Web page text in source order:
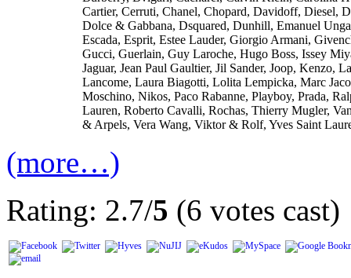
Cartier, Cerruti, Chanel, Chopard, Davidoff, Diesel,
Dolce & Gabbana, Dsquared, Dunhill, Emanuel
Escada, Esprit, Estee Lauder, Giorgio Armani,
Gucci, Guerlain, Guy Laroche, Hugo Boss, Issey
Jaguar, Jean Paul Gaultier, Jil Sander, Joop, Kenzo,
Lancome, Laura Biagotti, Lolita Lempicka, Marc
Moschino, Nikos, Paco Rabanne, Playboy, Prada,
Lauren, Roberto Cavalli, Rochas, Thierry Mugler,
& Arpels, Vera Wang, Viktor & Rolf, Yves Saint
(more…)
Rating: 2.7/5 (6 votes cast)